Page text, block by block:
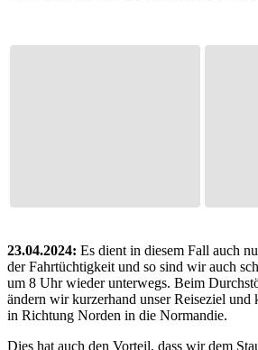
23.04.2024: Es dient in diesem Fall auch
der Fahrtüchtigkeit und so sind wir auch
um 8 Uhr wieder unterwegs. Beim
ändern wir kurzerhand unser Reiseziel und
in Richtung Norden in die Normandie.
Dies hat auch den Vorteil, dass wir dem